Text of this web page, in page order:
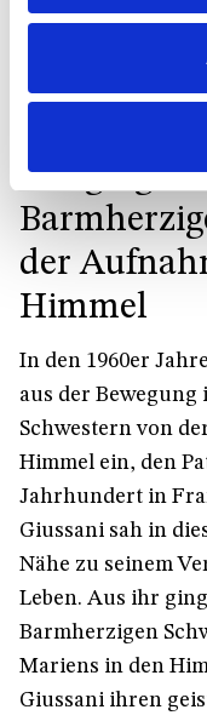
aus, die der
der Erziehung
der
Himmel
In den 1960er
aus der
Schwestern von
Himmel ein, den
Jahrhundert in
Giussani sah in
Nähe zu seinem
Leben. Aus ihr
Barmherzigen
Mariens in den
Giussani ihren